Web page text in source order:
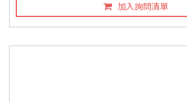
加入詢問清單